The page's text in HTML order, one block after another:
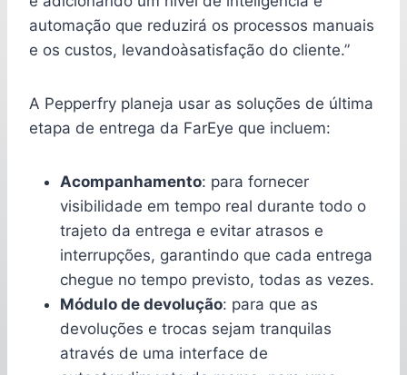
automação que reduzirá os processos manuais
e os custos, levandoàsatisfação do cliente.”
A Pepperfry planeja usar as soluções de última
etapa de entrega da FarEye que incluem:
Acompanhamento: para fornecer
visibilidade em tempo real durante todo o
trajeto da entrega e evitar atrasos e
interrupções, garantindo que cada entrega
chegue no tempo previsto, todas as vezes.
Módulo de devolução: para que as
devoluções e trocas sejam tranquilas
através de uma interface de